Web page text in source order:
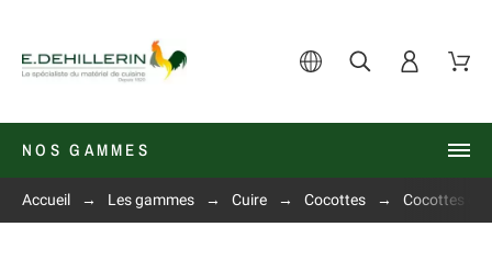
NOS GAMMES
Accueil Les gammes Cuire Cocottes Cocottes en